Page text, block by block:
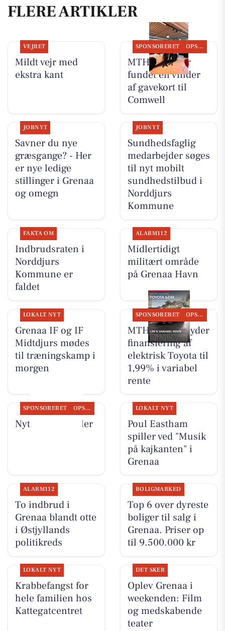
FLERE ARTIKLER
VEJRET
Mildt vejr med
ekstra kant
SPONSORERET OPSLAGSTAVLEN
MTH Biler har
fundet en vinder
af gavekort til
Comwell
JOBNYT
Savner du nye
græsgange? - Her
er nye ledige
stillinger i Grenaa
og omegn
JOBNYT
Sundhedsfaglig
medarbejder søges
til nyt mobilt
sundhedstilbud i
Norddjurs
Kommune
FAKTA OM
Indbrudsraten i
Norddjurs
Kommune er
faldet
ALARM112
Midlertidigt
militært område
på Grenaa Havn
LOKALT NYT
Grenaa IF og IF
Midtdjurs mødes
til træningskamp i
morgen
SPONSORERET OPSLAGSTAVLEN
MTH Biler tilbyder
finansiering af
elektrisk Toyota til
1,99% i variabel
rente
SPONSORERET OPSLAGSTAVLEN
Nyt fra MTH Biler
LOKALT NYT
Poul Eastham
spiller ved "Musik
på kajkanten" i
Grenaa
ALARM112
To indbrud i
Grenaa blandt otte
i Østjyllands
politikreds
BOLIGMARKED
Top 6 over dyreste
boliger til salg i
Grenaa. Priser op
til 9.500.000 kr
LOKALT NYT
Krabbefangst for
hele familien hos
Kattegatcentret
DET SKER
Oplev Grenaa i
weekenden: Film
og medskabende
teater